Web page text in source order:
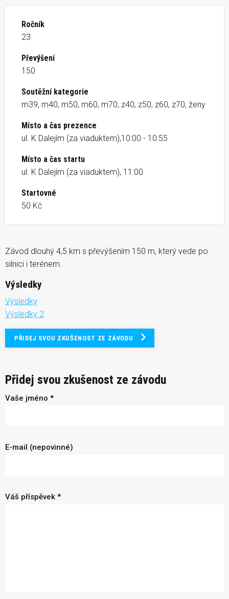
Ročník
23
Převýšení
150
Soutěžní kategorie
m39, m40, m50, m60, m70, z40, z50, z60, z70, ženy
Místo a čas prezence
ul. K Dalejím (za viaduktem),10:00 - 10:55
Místo a čas startu
ul. K Dalejím (za viaduktem), 11:00
Startovné
50 Kč
Závod dlouhý 4,5 km s převýšením 150 m, který vede po
silnici i terénem.
Výsledky
Výsledky
Výsledky 2
PŘIDEJ SVOU ZKUŠENOST ZE ZÁVODU
Přidej svou zkušenost ze závodu
Vaše jméno *
E-mail (nepovinné)
Váš příspěvek *